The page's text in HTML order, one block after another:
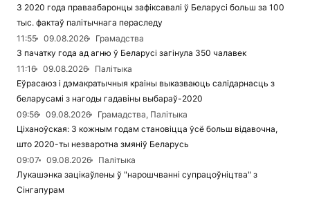
З 2020 года праваабаронцы зафіксавалі ў Беларусі больш за 100
тыс. фактаў палітычнага пераследу
11:55
09.08.2026
Грамадства
З пачатку года ад агню ў Беларусі загінула 350 чалавек
11:16
09.08.2026
Палітыка
Еўрасаюз і дэмакратычныя краіны выказваюць салідарнасць з
беларусамі з нагоды гадавіны выбараў-2020
09:56
09.08.2026
Грамадства, Палітыка
Ціханоўская: З кожным годам становіцца ўсё больш відавочна,
што 2020-ты незваротна змяніў Беларусь
09:07
09.08.2026
Палітыка
Лукашэнка зацікаўлены ў "нарошчванні супрацоўніцтва" з
Сінгапурам